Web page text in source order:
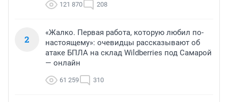
121 870 208
2
«Жалко. Первая работа, которую любил по-
настоящему»: очевидцы рассказывают об
атаке БПЛА на склад Wildberries под Самарой
— онлайн
61 259 310